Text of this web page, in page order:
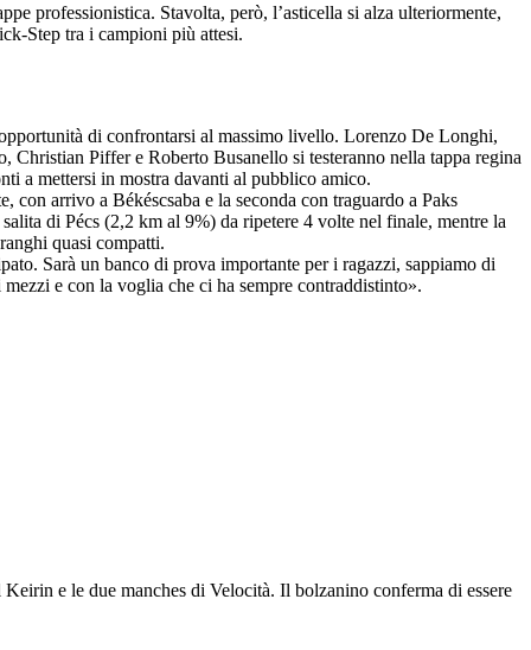
professionistica. Stavolta, però, l’asticella si alza ulteriormente,
Step tra i campioni più attesi.
di confrontarsi al massimo livello. Lorenzo De Longhi,
Piffer e Roberto Busanello si testeranno nella tappa regina
a mettersi in mostra davanti al pubblico amico.
arrivo a Békéscsaba e la seconda con traguardo a Paks
di Pécs (2,2 km al 9%) da ripetere 4 volte nel finale, mentre la
quasi compatti.
Sarà un banco di prova importante per i ragazzi, sappiamo di
e con la voglia che ci ha sempre contraddistinto».
e le due manches di Velocità. Il bolzanino conferma di essere